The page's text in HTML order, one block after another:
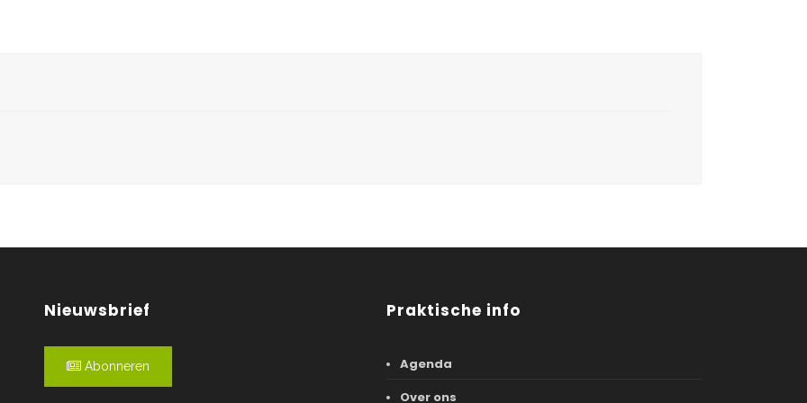
Nieuwsbrief
Abonneren
Praktische info
Agenda
Over ons